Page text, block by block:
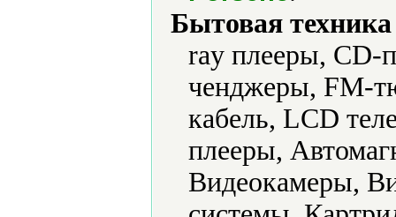
Бытовая
ray плееры, CD-
ченджеры, FM-
кабель, LCD
плееры,
Видеокамеры,